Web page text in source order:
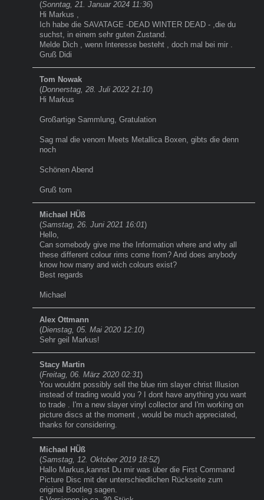
(Sonntag, 21. Januar 2024 11:36)
Hi Markus ,
Ich habe die SAVATAGE -DEAD WINTER DEAD - ,die du
suchst, in einem sehr guten Zustand.
Melde Dich , wenn Interesse besteht , doch mal bei mir .
Gruß Didi
Tom Nowak
(Donnerstag, 28. Juli 2022 21:10)
Hi Markus
Großartige Sammlung, Gratulation
Sag mal die venom Meets Metallica Boxen, gibts die denn
noch
Schönen Abend
Gruß tom
Michael HÜß
(Samstag, 26. Juni 2021 16:01)
Hello,
Can somebody give me the Information where and why all
these different colour rims come from? And does anybody
know how many and wich colours exist?
Best regards
Michael
Alex Ottmann
(Dienstag, 05. Mai 2020 12:10)
Sehr geil Markus!
Stacy Martin
(Freitag, 06. März 2020 02:31)
You wouldnt possibly sell the blue rim slayer christ Illusion
instead of trading would you ? I dont have anything you want
to trade . I'm a new slayer vinyl collector and I'm working on
picture discs at the moment , would be much appreciated,
thanks for considering.
Michael HÜß
(Samstag, 12. Oktober 2019 18:52)
Hallo Markus,kannst Du mir was über die First Command
Picture Disc mit der unterschiedlichen Rückseite zum
original Bootleg sagen.